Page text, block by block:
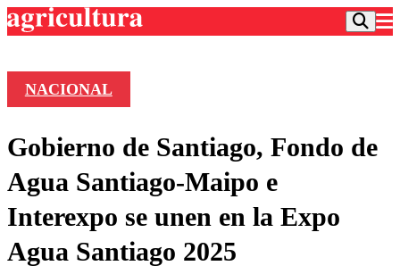
Frecuencias
Agricultura TV
Deportes
Colo Colo
Motor
Entretención
Noticias
Vida Social
NACIONAL
Gobierno de Santiago, Fondo de
Agua Santiago-Maipo e
Interexpo se unen en la Expo
Agua Santiago 2025